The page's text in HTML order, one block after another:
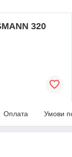
320
Оплата Умови